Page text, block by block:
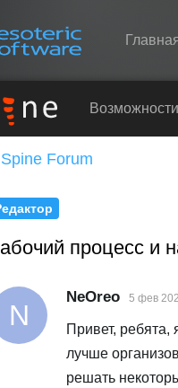
Software
Возможности
Spine Forum
процесс и
N
NeOreo 5 фев
Привет, ребята,
лучше
решать